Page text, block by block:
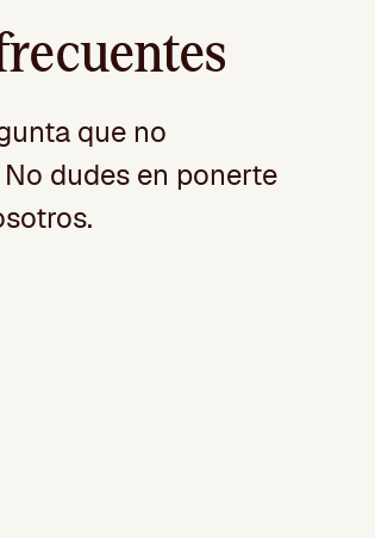
que no
dudes en ponerte